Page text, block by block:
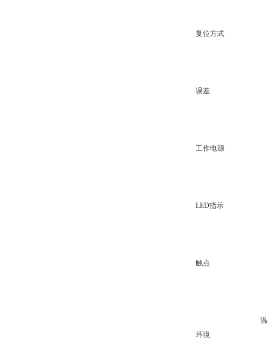
复位方式
误差
工作电源
LED指示
触点
环境
温